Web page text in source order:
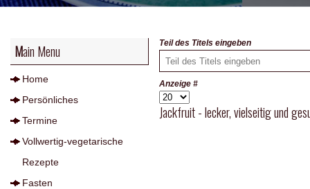
Main Menu
Home
Persönliches
Termine
Vollwertig-vegetarische
Rezepte
Fasten
Teil des Titels eingeben
Anzeige #
Jackfruit - lecker, vielseitig und